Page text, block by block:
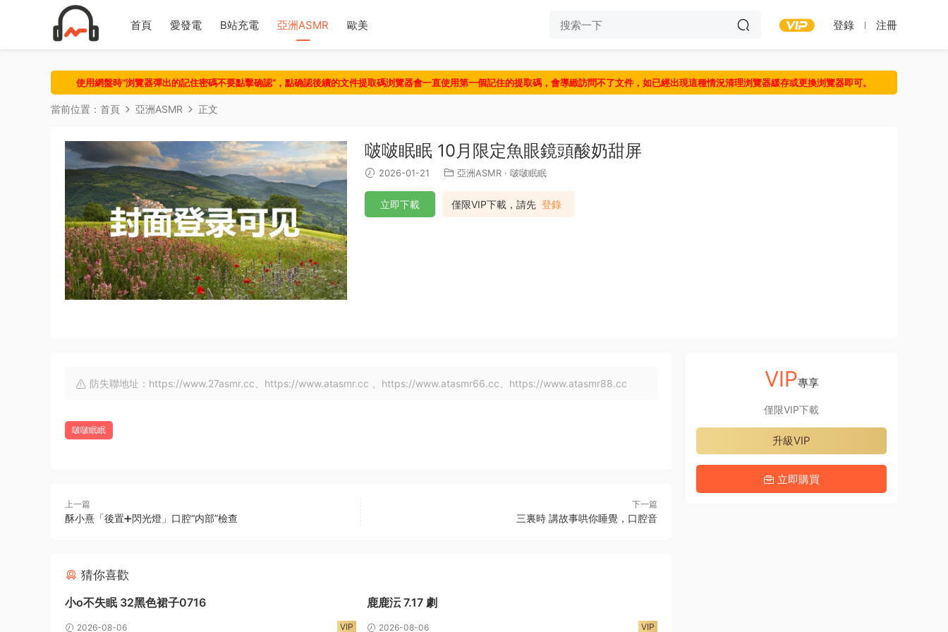
首頁 愛發電 B站充電 亞洲ASMR 歐美 登錄 注冊
使用網盤時“浏覽器彈出的記住密碼不要點擊确認“，點确認後續的文件提取碼浏覽器會一直使用第一個記住的提取碼，會導緻訪問不了文件，如已經出現這種情況清理浏覽器緩存或更換浏覽器即可。
當前位置： 首頁 亞洲ASMR 正文
啵啵眠眠 10月限定魚眼鏡頭酸奶甜屏
2026-01-21 亞洲ASMR · 啵啵眠眠
僅限VIP下載，請先 登錄
立即下載
防失聯地址：https://www.27asmr.cc、https://www.atasmr.cc 、https://www.atasmr66.cc、https://www.atasmr88.cc
啵啵眠眠
上一篇
酥小熹「後置➕閃光燈」口腔“内部”檢查
下一篇
三裏時 講故事哄你睡覺，口腔音
猜你喜歡
小o不失眠 32黑色裙子0716
2026-08-06 VIP
鹿鹿沄 7.17 劇
2026-08-06 VIP
VIP專享
僅限VIP下載
升級VIP
立即購買